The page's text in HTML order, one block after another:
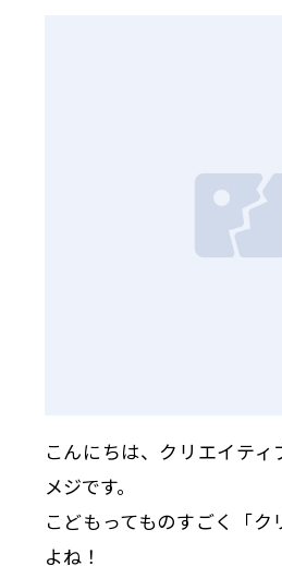
こんにちは、クリエイティ
メジです。
こどもってものすごく「ク
よね！